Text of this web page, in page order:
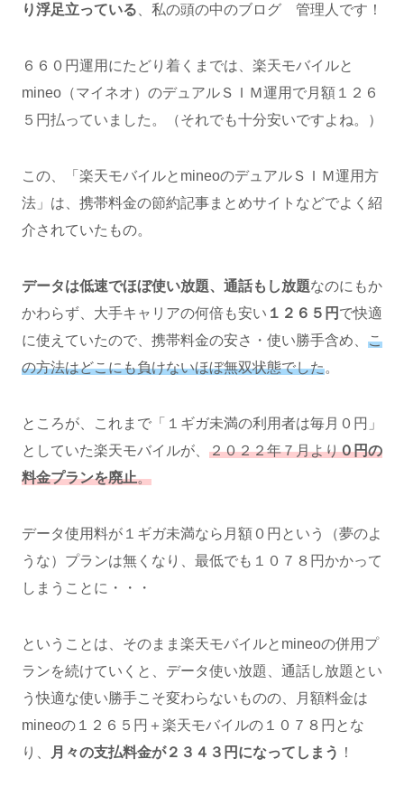
り浮足立っている 、私の頭の中のブログ 管理人です！
６６０円運用にたどり着くまでは、楽天モバイルと
mineo（マイネオ）のデュアルＳＩＭ運用で月額１２６
５円払っていました。（それでも十分安いですよね。）
この、「楽天モバイルとmineoのデュアルＳＩＭ運用方
法」は、携帯料金の節約記事まとめサイトなどでよく紹
介されていたもの。
データは低速でほぼ使い放題、通話もし放題なのにもか
かわらず、大手キャリアの何倍も安い １２６５円 で快適
に使えていたので、携帯料金の安さ・使い勝手含め、 こ
の方法はどこにも負けないほぼ無双状態でした。
ところが、これまで「１ギガ未満の利用者は毎月０円」
としていた楽天モバイルが、 ２０２２年７月より０円の
料金プランを廃止。
データ使用料が１ギガ未満なら月額０円という（夢のよ
うな）プランは無くなり、最低でも１０７８円かかって
しまうことに・・・
ということは、そのまま楽天モバイルとmineoの併用プ
ランを続けていくと、データ使い放題、通話し放題とい
う快適な使い勝手こそ変わらないものの、月額料金は
mineoの１２６５円＋楽天モバイルの１０７８円とな
り、
月々の支払料金が２３４３円になってしまう ！